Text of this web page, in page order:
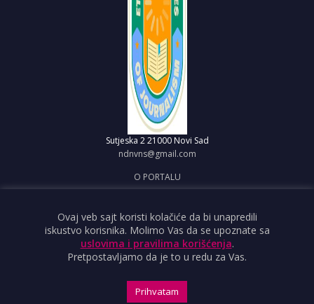
Sutjeska 2 21000 Novi Sad
ndnvns@gmail.com
O PORTALU
OBJAVI VEST
USLOVI KORIŠĆENJA
Ovaj veb sajt koristi kolačiće da bi unapredili
iskustvo korisnika. Molimo Vas da se upoznate sa
uslovima i pravilima korišćenja.
Pretpostavljamo da je to u redu za Vas.
Prihvatam